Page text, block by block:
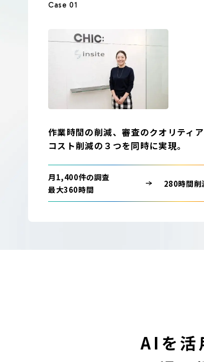
Case 01
作業時間の削減、審査のクオリティア
コスト削減の３つを同時に実現。
月1,400件の調査
最大360時間
280時間削
AIを活